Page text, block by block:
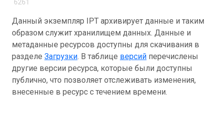
6261
Данный экземпляр IPT архивирует данные и таким
образом служит хранилищем данных. Данные и
метаданные ресурсов доступны для скачивания в
разделе Загрузки. В таблице версий перечислены
другие версии ресурса, которые были доступны
публично, что позволяет отслеживать изменения,
внесенные в ресурс с течением времени.